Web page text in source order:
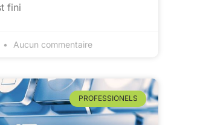
fini
Aucun commentaire
PROFESSIONELS